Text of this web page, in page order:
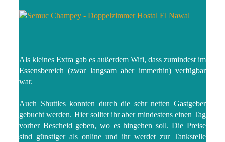
Als kleines Extra gab es außerdem Wifi, dass zumindest im
Essensbereich (zwar langsam aber immerhin) verfügbar
war.
Auch Shuttles konnten durch die sehr netten Gastgeber
gebucht werden. Hier solltet ihr aber mindestens einen Tag
vorher Bescheid geben, wo es hingehen soll. Die Preise
sind günstiger als online und ihr werdet zur Tankstelle